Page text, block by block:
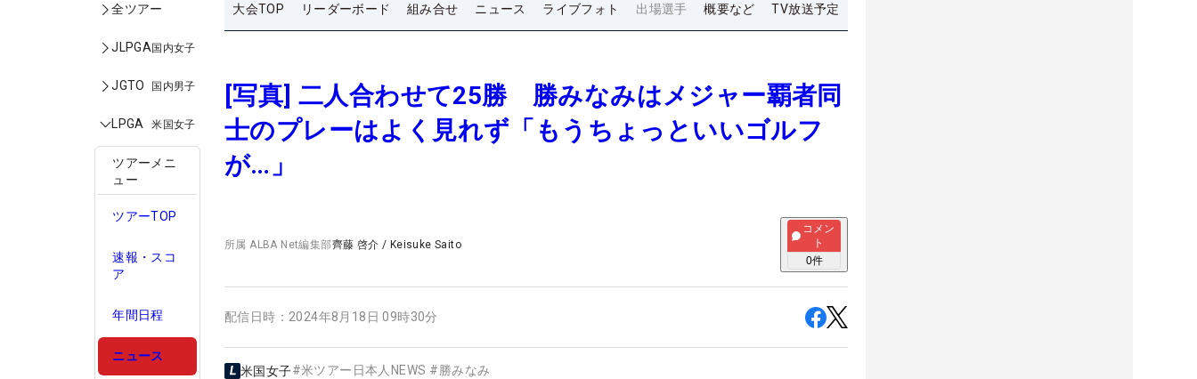
全ツアー
JLPGA国内女子
JGTO 国内男子
LPGA 米国女子
ツアーメニ
ュー
ツアーTOP
速報・スコ
ア
年間日程
ニュース
大会TOP リーダーボード 組み合せ ニュース ライブフォト 出場選手 概要など TV放送予定
[写真] 二人合わせて25勝 勝みなみはメジャー覇者同
士のプレーはよく見れず「もうちょっといいゴルフ
が…」
所属ALBA Net編集部齊藤 啓介 / Keisuke Saito
コメン
ト
0件
配信日時： 2024年8月18日 09時30分
米国女子#米ツアー日本人NEWS # 勝みなみ